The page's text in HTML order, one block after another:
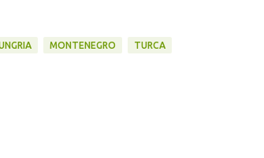
MONTENEGRO TURCA